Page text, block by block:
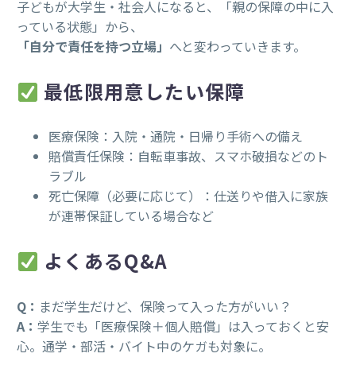
子どもが大学生・社会人になると、「親の保障の中に入
っている状態」から、
「自分で責任を持つ立場」 へと変わっていきます。
最低限用意したい保障
医療保険：入院・通院・日帰り手術への備え
賠償責任保険：自転車事故、スマホ破損などのト
ラブル
死亡保障（必要に応じて）：仕送りや借入に家族
が連帯保証している場合など
よくあるQ&A
Q： まだ学生だけど、保険って入った方がいい？
A： 学生でも「医療保険＋個人賠償」は入っておくと安
心。通学・部活・バイト中のケガも対象に。